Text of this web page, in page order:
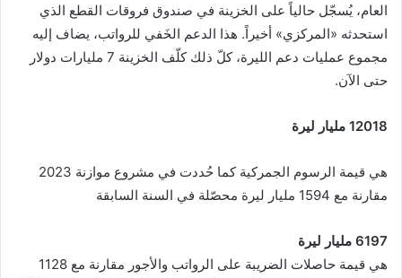
العام، يُسجّل حالياً على الخزينة في صندوق فروقات القطع الذي
استحدثه «المركزي» أخيراً. هذا الدعم الخَفي للرواتب، يضاف إليه
مجموع عمليات دعم الليرة، كلّ ذلك كلّف الخزينة 7 مليارات دولار
حتى الآن.
12018 مليار ليرة
هي قيمة الرسوم الجمركية كما حُددت في مشروع موازنة 2023
مقارنة مع 1594 مليار ليرة محصّلة في السنة السابقة
6197 مليار ليرة
هي قيمة حاصلات الضريبة على الرواتب والأجور مقارنة مع 1128